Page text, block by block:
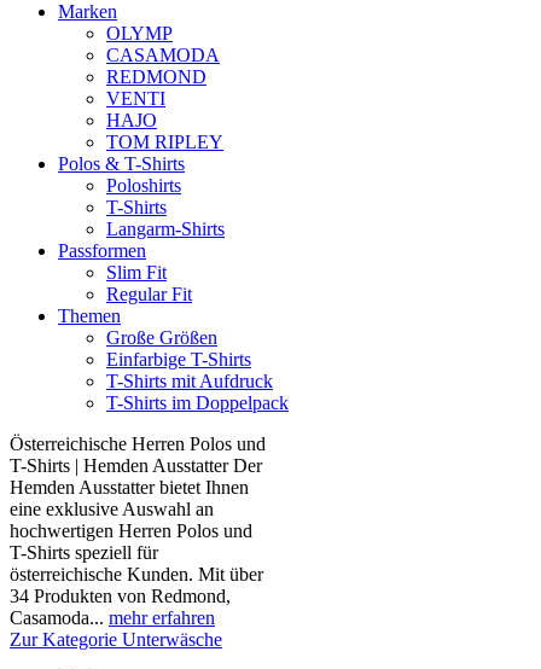
Marken
OLYMP
CASAMODA
REDMOND
VENTI
HAJO
TOM RIPLEY
Polos & T-Shirts
Poloshirts
T-Shirts
Langarm-Shirts
Passformen
Slim Fit
Regular Fit
Themen
Große Größen
Einfarbige T-Shirts
T-Shirts mit Aufdruck
T-Shirts im Doppelpack
Österreichische Herren Polos und
T-Shirts | Hemden Ausstatter Der
Hemden Ausstatter bietet Ihnen
eine exklusive Auswahl an
hochwertigen Herren Polos und
T-Shirts speziell für
österreichische Kunden. Mit über
34 Produkten von Redmond,
Casamoda... mehr erfahren
Zur Kategorie Unterwäsche